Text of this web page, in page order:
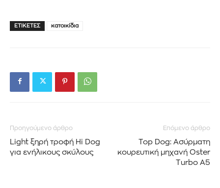
ΕΤΙΚΈΤΕΣ κατοικίδια
Προηγούμενο άρθρο
Light ξηρή τροφή Hi Dog
για ενήλικους σκύλους
Επόμενο άρθρο
Top Dog: Ασύρματη
κουρευτική μηχανή Oster
Turbo A5